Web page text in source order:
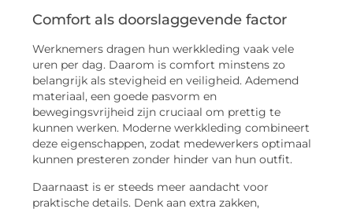
Comfort als doorslaggevende factor
Werknemers dragen hun werkkleding vaak vele
uren per dag. Daarom is comfort minstens zo
belangrijk als stevigheid en veiligheid. Ademend
materiaal, een goede pasvorm en
bewegingsvrijheid zijn cruciaal om prettig te
kunnen werken. Moderne werkkleding combineert
deze eigenschappen, zodat medewerkers optimaal
kunnen presteren zonder hinder van hun outfit.
Daarnaast is er steeds meer aandacht voor
praktische details. Denk aan extra zakken,